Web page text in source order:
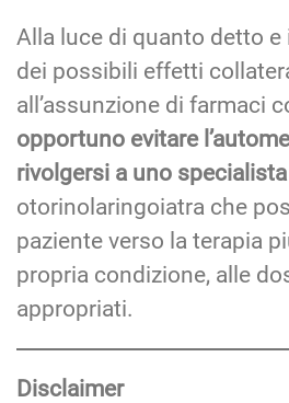
Alla luce di quanto detto
dei possibili effetti
all’assunzione di farmaci
opportuno evitare
rivolgersi a uno
otorinolaringoiatra che
paziente verso la terapia
propria condizione, alle
appropriati.
Disclaimer